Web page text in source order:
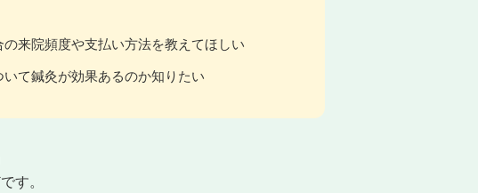
来院頻度や支払い方法を教えてほしい
て鍼灸が効果あるのか知りたい
す。